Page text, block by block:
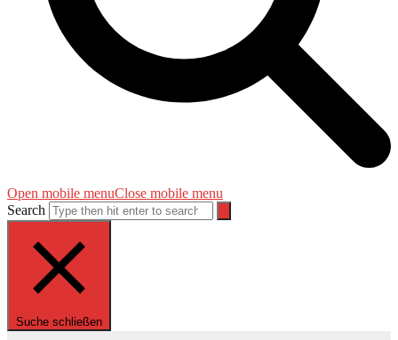
Open mobile menuClose mobile menu
Search
Suche schließen